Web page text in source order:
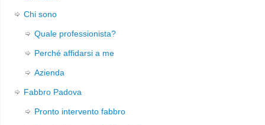
Chi sono
Quale professionista?
Perché affidarsi a me
Azienda
Fabbro Padova
Pronto intervento fabbro